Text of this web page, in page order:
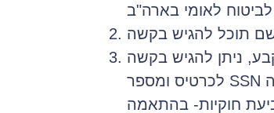
ניתן להגיש בקשה
לכרטיס ומספר SSN באותה העת. את הפעולה הזו ניתן לבצע באמצעות אותם טפסי בקשה – I-765 ו- I-485 (בקשה